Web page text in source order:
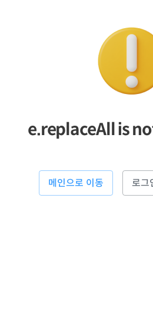
e.replaceAll is
메인으로 이동 로그